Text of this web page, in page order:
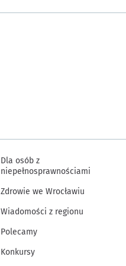
Dla osób z
niepełnosprawnościami
Zdrowie we Wrocławiu
Wiadomości z regionu
Polecamy
Konkursy